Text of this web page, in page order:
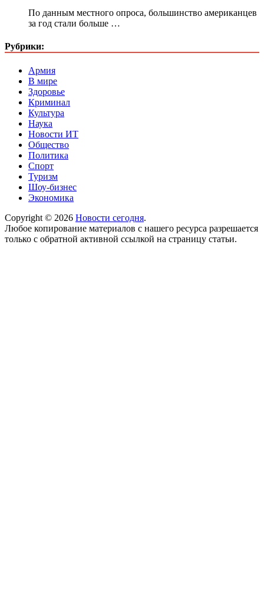
По данным местного опроса, большинство американцев
за год стали больше …
Рубрики:
Армия
В мире
Здоровье
Криминал
Культура
Наука
Новости ИТ
Общество
Политика
Спорт
Туризм
Шоу-бизнес
Экономика
Copyright © 2026 Новости сегодня.
Любое копирование материалов с нашего ресурса разрешается
только с обратной активной ссылкой на страницу статьи.